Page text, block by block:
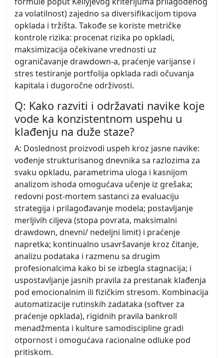
za volatilnost) zajedno sa diversifikacijom tipova
opklada i tržišta. Takođe se koriste metričke
kontrole rizika: procenat rizika po opkladi,
maksimizacija očekivane vrednosti uz
ograničavanje drawdown-a, praćenje varijanse i
stres testiranje portfolija opklada radi očuvanja
kapitala i dugoročne održivosti.
Q: Kako razviti i održavati navike koje
vode ka konzistentnom uspehu u
klađenju na duže staze?
A: Doslednost proizvodi uspeh kroz jasne navike:
vođenje strukturisanog dnevnika sa razlozima za
svaku opkladu, parametrima uloga i kasnijom
analizom ishoda omogućava učenje iz grešaka;
redovni post-mortem sastanci za evaluaciju
strategija i prilagođavanje modela; postavljanje
merljivih ciljeva (stopa povrata, maksimalni
drawdown, dnevni/ nedeljni limit) i praćenje
napretka; kontinualno usavršavanje kroz čitanje,
analizu podataka i razmenu sa drugim
profesionalcima kako bi se izbegla stagnacija; i
uspostavljanje jasnih pravila za prestanak klađenja
pod emocionalnim ili fizičkim stresom. Kombinacija
automatizacije rutinskih zadataka (softver za
praćenje opklada), rigidnih pravila bankroll
menadžmenta i kulture samodiscipline gradi
otpornost i omogućava racionalne odluke pod
pritiskom.